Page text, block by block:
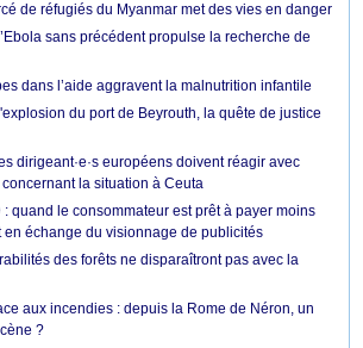
de réfugiés du Myanmar met des vies en danger
sans précédent propulse la recherche de
dans l’aide aggravent la malnutrition infantile
du port de Beyrouth, la quête de justice
dirigeant·e·s européens doivent réagir avec
la situation à Ceuta
: quand le consommateur est prêt à payer moins
en échange du visionnage de publicités
des forêts ne disparaîtront pas avec la
aux incendies : depuis la Rome de Néron, un
?